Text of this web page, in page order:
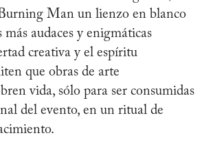
Man un lienzo en blanco
más audaces y enigmáticas
creativa y el espíritu
que obras de arte
vida, sólo para ser consumidas
del evento, en un ritual de